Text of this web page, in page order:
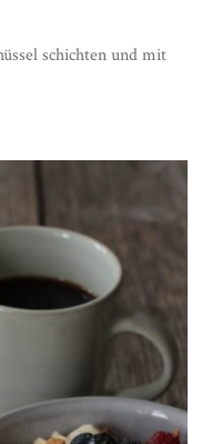
schichten und mit